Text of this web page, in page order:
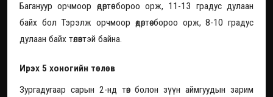
Багануур орчмоор өдөртөө бороо орж, 11-13 градус дулаан
байх бол Тэрэлж орчмоор өдөртөө бороо орж, 8-10 градус
дулаан байх төлөвтэй байна.
Ирэх 5 хоногийн төлөв
Зургадугаар сарын 2-нд төв болон зүүн аймгуудын зарим